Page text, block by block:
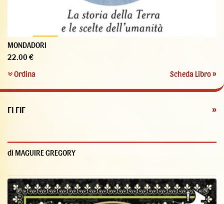
MONDADORI
22.00 €
Ordina
Scheda Libro »
ELFIE »
di MAGUIRE GREGORY